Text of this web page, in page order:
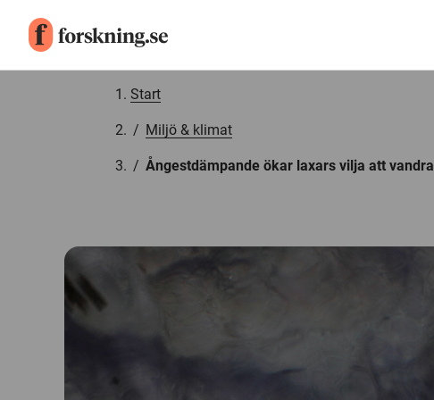
Start
/ Miljö & klimat
/ Ångestdämpande ökar laxars vilja att vandra